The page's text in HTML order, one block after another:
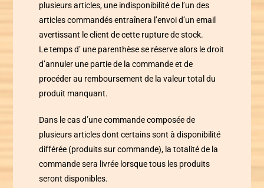
plusieurs articles, une indisponibilité de l’un des
articles commandés entraînera l’envoi d’un email
avertissant le client de cette rupture de stock.
Le temps d’ une parenthèsese réserve alors le droit
d’annuler une partie de la commande et de
procéder au remboursement de la valeur total du
produit manquant.
Dans le cas d’une commande composée de
plusieurs articles dont certains sont à disponibilité
différée (produits sur commande), la totalité de la
commande sera livrée lorsque tous les produits
seront disponibles.